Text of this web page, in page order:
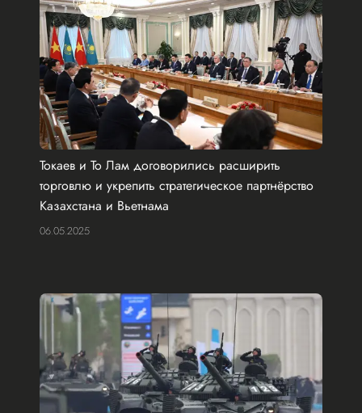
Токаев и То Лам договорились расширить
торговлю и укрепить стратегическое партнёрство
Казахстана и Вьетнама
06.05.2025